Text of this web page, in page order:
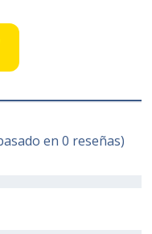
en 0 reseñas)